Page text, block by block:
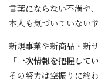
言葉にならない不満や、
本人も気づいていない
新規事業や新商品・新
「一次情報を把握して
その努力は空振りに終